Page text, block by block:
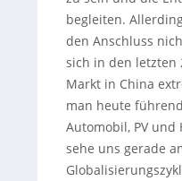
begleiten.
den Anschluss
sich in den letzten
Markt in China
man heute
Automobil, PV und
sehe uns gerade